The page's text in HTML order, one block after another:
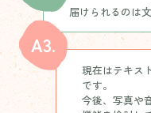
届けられるのは
A3.
現在はテキス
今後、写真や